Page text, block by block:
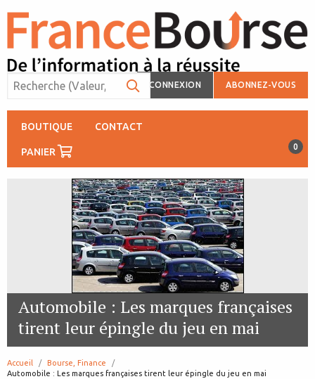
CONNEXION ABONNEZ-VOUS
BOUTIQUE CONTACT
PANIER 0
Automobile : Les marques françaises
tirent leur épingle du jeu en mai
Accueil
Bourse, Finance
page:
Automobile : Les marques françaises tirent leur épingle du jeu en mai